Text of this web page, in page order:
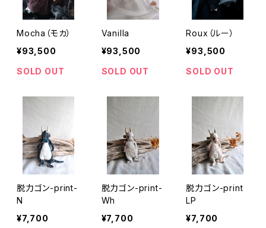
Mocha（モカ）
¥93,500
SOLD OUT
Vanilla
¥93,500
SOLD OUT
Roux（ルー）
¥93,500
SOLD OUT
脱力ゴン-print-
N
¥7,700
脱力ゴン-print-
Wh
¥7,700
脱力ゴン-print
LP
¥7,700